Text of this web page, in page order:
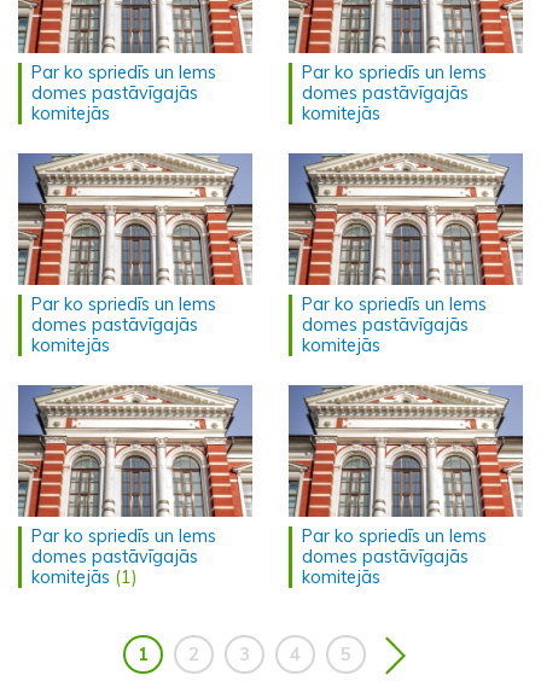
Par ko spriedīs un lems
domes pastāvīgajās
komitejās
Par ko spriedīs un lems
domes pastāvīgajās
komitejās
Par ko spriedīs un lems
domes pastāvīgajās
komitejās
Par ko spriedīs un lems
domes pastāvīgajās
komitejās
Par ko spriedīs un lems
domes pastāvīgajās
komitejās (1)
Par ko spriedīs un lems
domes pastāvīgajās
komitejās
1 2 3 4 5